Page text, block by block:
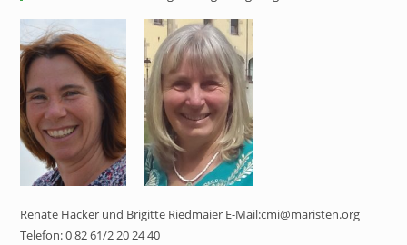
Renate Hacker und Brigitte Riedmaier E-Mail:cmi@maristen.org
Telefon: 0 82 61/2 20 24 40